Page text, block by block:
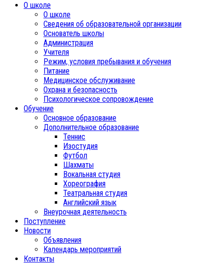
О школе
О школе
Сведения об образовательной организации
Основатель школы
Администрация
Учителя
Режим, условия пребывания и обучения
Питание
Медицинское обслуживание
Охрана и безопасность
Психологическое сопровождение
Обучение
Основное образование
Дополнительное образование
Теннис
Изостудия
Футбол
Шахматы
Вокальная студия
Хореография
Театральная студия
Английский язык
Внеурочная деятельность
Поступление
Новости
Объявления
Календарь мероприятий
Контакты